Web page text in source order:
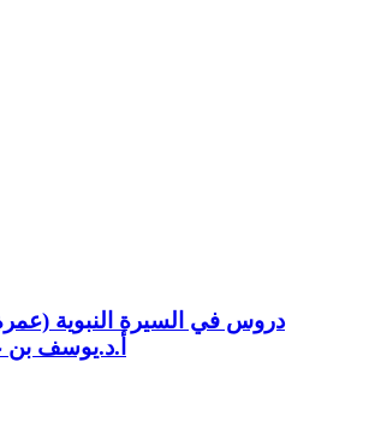
دروس في السيرة النبوية
أ.د.يوسف بن